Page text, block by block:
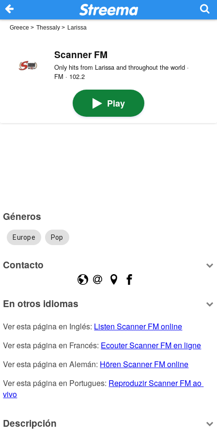
Greece > Thessaly > Larissa
Scanner FM
Only hits from Larissa and throughout the world ·
FM · 102.2
Play
Géneros
Europe Pop
Contacto
En otros idiomas
Ver esta página en Inglés: Listen Scanner FM online
Ver esta página en Francés: Ecouter Scanner FM en ligne
Ver esta página en Alemán: Hören Scanner FM online
Ver esta página en Portugues: Reproduzir Scanner FM ao
vivo
Descripción